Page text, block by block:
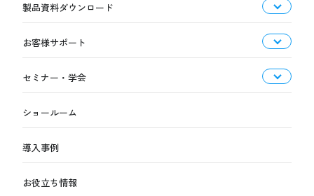
製品資料ダウンロード
お客様サポート
セミナー・学会
ショールーム
導入事例
お役立ち情報